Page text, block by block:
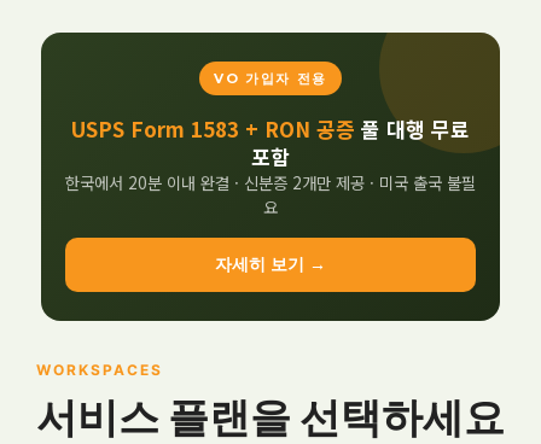
VO 가입자 전용
USPS Form 1583 + RON 공증 풀 대행 무료
포함
한국에서 20분 이내 완결 · 신분증 2개만 제공 · 미국 출국 불필
요
자세히 보기 →
WORKSPACES
서비스 플랜을 선택하세요